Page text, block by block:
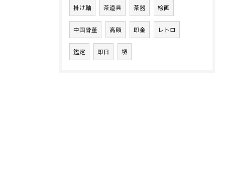
掛け軸 茶道具 茶器 絵画
中国骨董 高額 即金 レトロ
鑑定 即日 堺